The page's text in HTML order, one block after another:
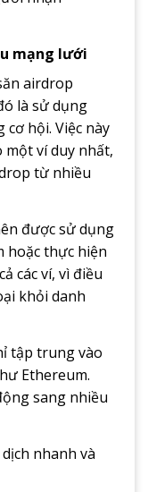
mạng lưới
airdrop
là sử dụng
hội. Việc này
ví duy nhất,
từ nhiều
được sử dụng
hoặc thực hiện
các ví, vì điều
khỏi danh
tập trung vào
Ethereum.
sang nhiều
nhanh và